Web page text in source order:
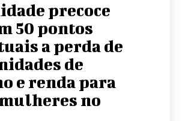
precoce
50 pontos
a perda de
de
e renda para
no